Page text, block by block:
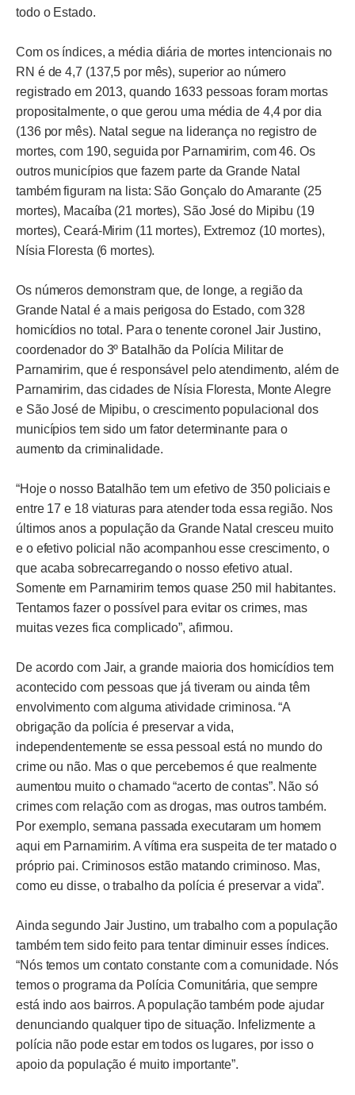
todo o Estado.
Com os índices, a média diária de mortes intencionais no
RN é de 4,7 (137,5 por mês), superior ao número
registrado em 2013, quando 1633 pessoas foram mortas
propositalmente, o que gerou uma média de 4,4 por dia
(136 por mês). Natal segue na liderança no registro de
mortes, com 190, seguida por Parnamirim, com 46. Os
outros municípios que fazem parte da Grande Natal
também figuram na lista: São Gonçalo do Amarante (25
mortes), Macaíba (21 mortes), São José do Mipibu (19
mortes), Ceará-Mirim (11 mortes), Extremoz (10 mortes),
Nísia Floresta (6 mortes).
Os números demonstram que, de longe, a região da
Grande Natal é a mais perigosa do Estado, com 328
homicídios no total. Para o tenente coronel Jair Justino,
coordenador do 3º Batalhão da Polícia Militar de
Parnamirim, que é responsável pelo atendimento, além de
Parnamirim, das cidades de Nísia Floresta, Monte Alegre
e São José de Mipibu, o crescimento populacional dos
municípios tem sido um fator determinante para o
aumento da criminalidade.
“Hoje o nosso Batalhão tem um efetivo de 350 policiais e
entre 17 e 18 viaturas para atender toda essa região. Nos
últimos anos a população da Grande Natal cresceu muito
e o efetivo policial não acompanhou esse crescimento, o
que acaba sobrecarregando o nosso efetivo atual.
Somente em Parnamirim temos quase 250 mil habitantes.
Tentamos fazer o possível para evitar os crimes, mas
muitas vezes fica complicado”, afirmou.
De acordo com Jair, a grande maioria dos homicídios tem
acontecido com pessoas que já tiveram ou ainda têm
envolvimento com alguma atividade criminosa. “A
obrigação da polícia é preservar a vida,
independentemente se essa pessoal está no mundo do
crime ou não. Mas o que percebemos é que realmente
aumentou muito o chamado “acerto de contas”. Não só
crimes com relação com as drogas, mas outros também.
Por exemplo, semana passada executaram um homem
aqui em Parnamirim. A vítima era suspeita de ter matado o
próprio pai. Criminosos estão matando criminoso. Mas,
como eu disse, o trabalho da polícia é preservar a vida”.
Ainda segundo Jair Justino, um trabalho com a população
também tem sido feito para tentar diminuir esses índices.
“Nós temos um contato constante com a comunidade. Nós
temos o programa da Polícia Comunitária, que sempre
está indo aos bairros. A população também pode ajudar
denunciando qualquer tipo de situação. Infelizmente a
polícia não pode estar em todos os lugares, por isso o
apoio da população é muito importante”.